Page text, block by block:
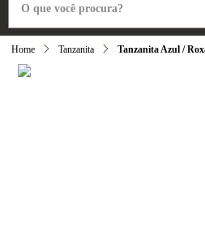
Tanzanita Tanzanita Azul /